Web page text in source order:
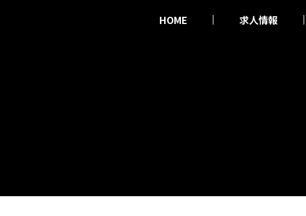
HOME 求人情報